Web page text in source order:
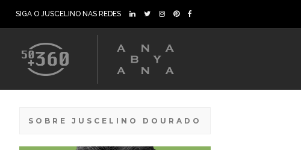
SIGA O JUSCELINO NAS REDES
SOBRE JUSCELINO DOURADO